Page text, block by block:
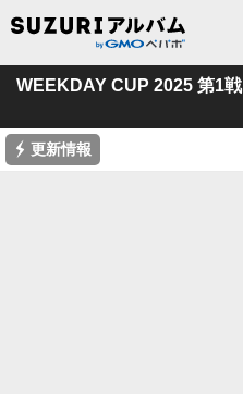
WEEKDAY CUP 2025 第1戦
⚡ 更新情報